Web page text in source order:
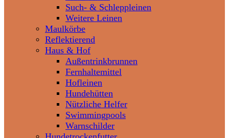
Such- & Schleppleinen
Weitere Leinen
Maulkörbe
Reflektierend
Haus & Hof
Außentrinkbrunnen
Fernhaltemittel
Hofleinen
Hundehütten
Nützliche Helfer
Swimmingpools
Warnschilder